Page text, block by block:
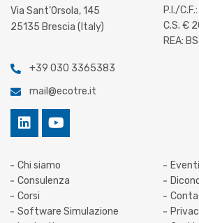
Via Sant’Orsola, 145
25135 Brescia (Italy)
+39 030 3365383
mail@ecotre.it
P.I./
C.S. €
REA:
Chi siamo
Consulenza
Corsi
Software Simulazione
Eventi